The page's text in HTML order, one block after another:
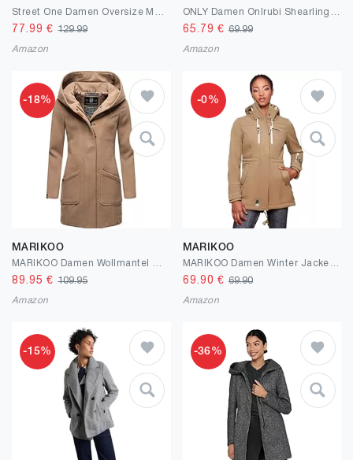
77.99 €129.99
Amazon
65.79 € 69.99
Amazon
-18%
MARIKOO
89.95 €109.95
Amazon
-0%
MARIKOO
69.90 € 69.90
Amazon
-15% -36%